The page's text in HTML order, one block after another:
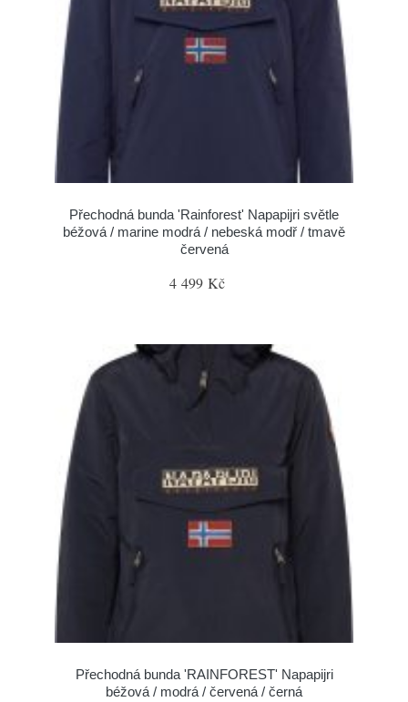
Přechodná bunda 'Rainforest' Napapijri světle
béžová / marine modrá / nebeská modř / tmavě
červená
4 499 Kč
Přechodná bunda 'RAINFOREST' Napapijri
béžová / modrá / červená / černá